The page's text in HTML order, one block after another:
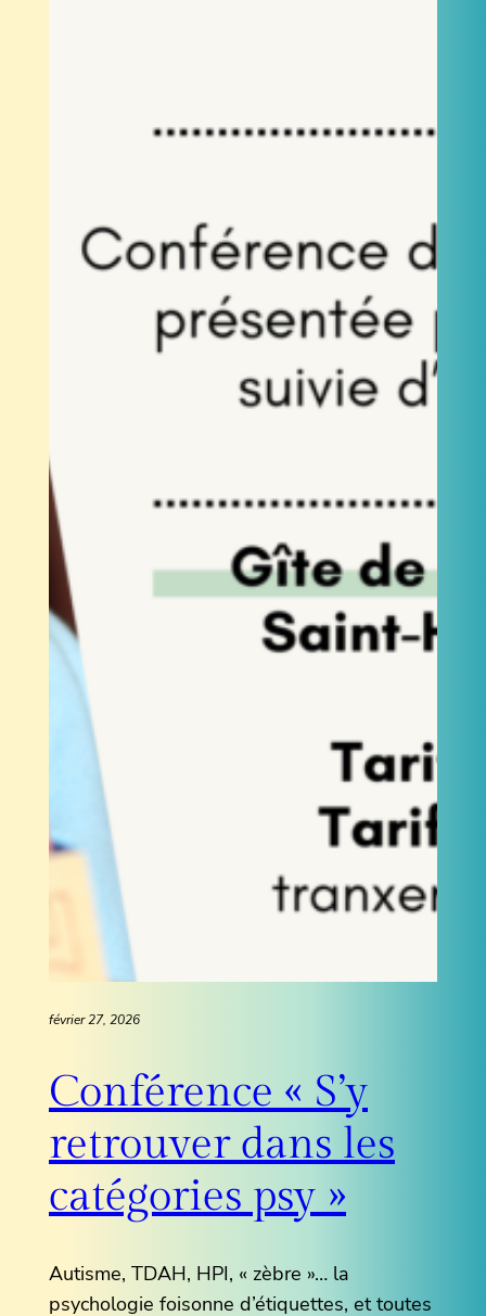
février 27, 2026
Conférence « S’y
retrouver dans les
catégories psy »
Autisme, TDAH, HPI, « zèbre »… la
psychologie foisonne d’étiquettes, et toutes